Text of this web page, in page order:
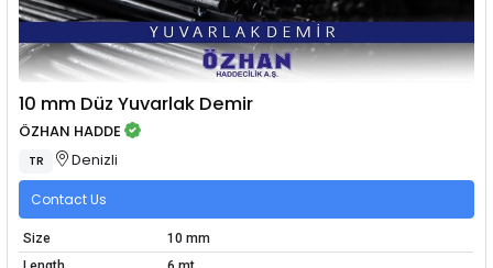
10 mm Düz Yuvarlak Demir
ÖZHAN HADDE
TR Denizli
Contact Us
Size
10 mm